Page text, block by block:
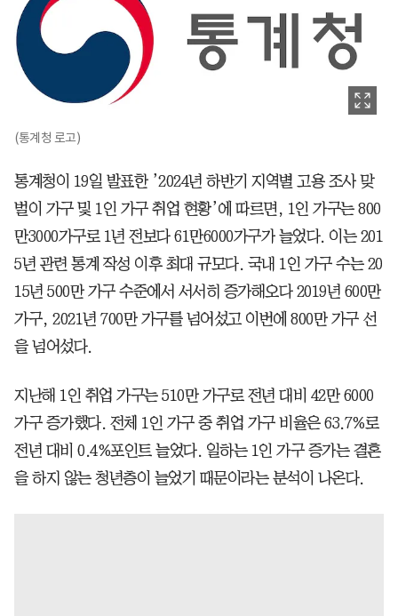
(통계청 로고)
통계청이 19일 발표한 ’2024년 하반기 지역별 고용 조사 맞
벌이 가구 및 1인 가구 취업 현황’에 따르면, 1인 가구는 800
만3000가구로 1년 전보다 61만6000가구가 늘었다. 이는 201
5년 관련 통계 작성 이후 최대 규모다. 국내 1인 가구 수는 20
15년 500만 가구 수준에서 서서히 증가해오다 2019년 600만
가구, 2021년 700만 가구를 넘어섰고 이번에 800만 가구 선
을 넘어섰다.
지난해 1인 취업 가구는 510만 가구로 전년 대비 42만 6000
가구 증가했다. 전체 1인 가구 중 취업 가구 비율은 63.7%로
전년 대비 0.4%포인트 늘었다. 일하는 1인 가구 증가는 결혼
을 하지 않는 청년층이 늘었기 때문이라는 분석이 나온다.